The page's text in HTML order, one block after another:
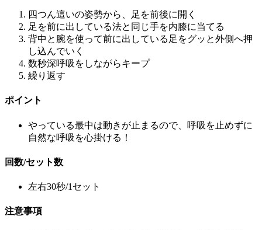
四つん這いの姿勢から、足を前後に開く
足を前に出している法と同じ手を内膝に当てる
背中と腕を使って前に出している足をグッと外側へ押
し込んでいく
数秒深呼吸をしながらキープ
繰り返す
ポイント
やっている最中は動きが止まるので、呼吸を止めずに
自然な呼吸を心掛ける！
回数/セット数
左右30秒/1セット
注意事項